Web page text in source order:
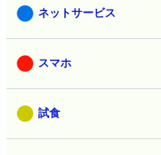
ネットサービス
スマホ
試食